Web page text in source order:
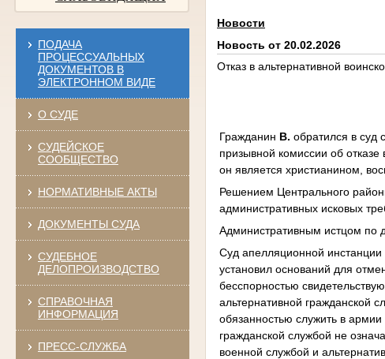
ПОДАЧА
ПРОЦЕССУАЛЬНЫХ
ДОКУМЕНТОВ В
ЭЛЕКТРОННОМ ВИДЕ
О СУДЕ
СУДЕЙСКОЕ
СООБЩЕСТВО
НОРМАТИВНЫЕ АКТЫ
ДОКУМЕНТЫ СУДА
СУДЕБНОЕ
ДЕЛОПРОИЗВОДСТВО
СПРАВОЧНАЯ
ИНФОРМАЦИЯ
ПРЕСС-СЛУЖБА
Новости
Новость от 20.02.2026
Отказ в альтернативной
Гражданин В. обратился в суд
призывной комиссии об
он является христианином,
Решением Центрального
административных исковых
Административным истцом по
Суд апелляционной инстанции
установил оснований для
бесспорностью
альтернативной гражданской
обязанностью служить в
гражданской службой не
военной службой и